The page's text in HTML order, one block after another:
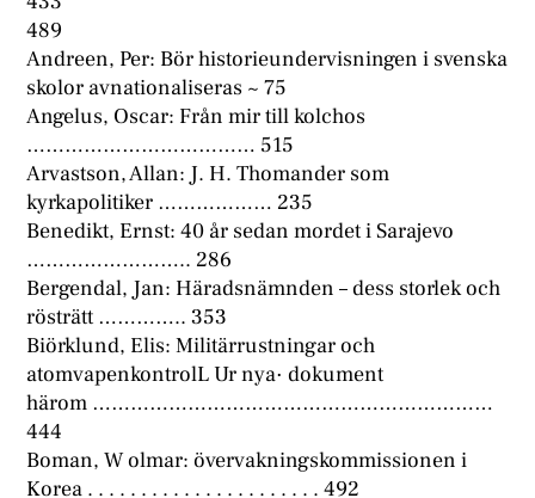
489
Andreen, Per: Bör historieundervisningen i svenska
skolor avnationaliseras ~ 75
Angelus, Oscar: Från mir till kolchos
……………………………… 515
Arvastson, Allan: J. H. Thomander som
kyrkapolitiker ……………… 235
Benedikt, Ernst: 40 år sedan mordet i Sarajevo
…………………….. 286
Bergendal, Jan: Häradsnämnden – dess storlek och
rösträtt ………….. 353
Biörklund, Elis: Militärrustningar och
atomvapenkontrolL Ur nya· dokument
härom ………………………………………………………
444
Boman, W olmar: övervakningskommissionen i
Korea . . . . . . . . . . . . . . . . . . . . . . 492